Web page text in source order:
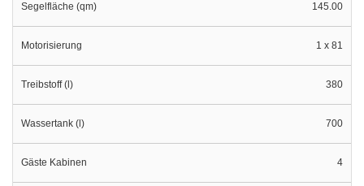
Segelfläche (qm) 145.00
Motorisierung 1 x 81
Treibstoff (l) 380
Wassertank (l) 700
Gäste Kabinen 4